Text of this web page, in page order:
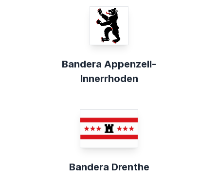
Bandera Appenzell-
Innerrhoden
Bandera Drenthe